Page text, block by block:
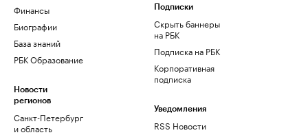
Финансы
Биографии
База знаний
РБК Образование
Новости
регионов
Санкт-Петербург
и область
Подписки
Скрыть баннеры
на РБК
Подписка на РБК
Корпоративная
подписка
Уведомления
RSS Новости